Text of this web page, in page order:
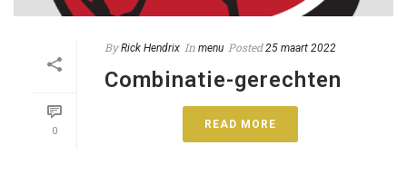
0
By Rick Hendrix In menu Posted 25 maart 2022
Combinatie-gerechten
READ MORE